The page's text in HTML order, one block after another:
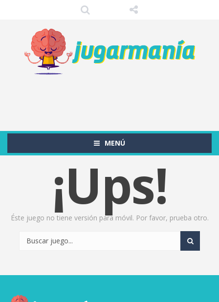
MENÚ
¡Ups!
Éste juego no tiene versión para móvil. Por favor, prueba otro.